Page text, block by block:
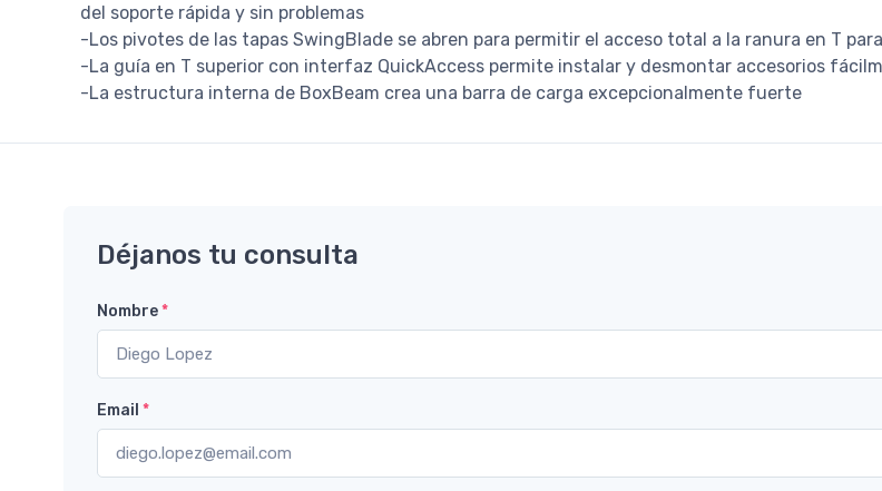
del soporte rápida y sin problemas
-Los pivotes de las tapas SwingBlade se abren para permitir el acceso total a la ranura en T
-La guía en T superior con interfaz QuickAccess permite instalar y desmontar accesorios
-La estructura interna de BoxBeam crea una barra de carga excepcionalmente fuerte
Déjanos tu consulta
Nombre*
Email *